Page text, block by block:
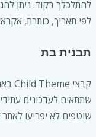
להתלכלך בקוד. ניתן
לפי תאריך, כותרת,
תבנית בת
שתתאים לעדכונים
שוטפים לא יפריעו